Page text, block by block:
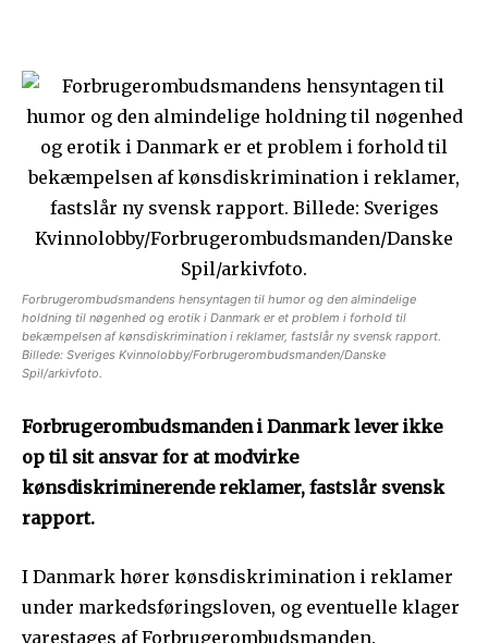
Forbrugerombudsmandens hensyntagen til humor og den almindelige
holdning til nøgenhed og erotik i Danmark er et problem i forhold til
bekæmpelsen af kønsdiskrimination i reklamer, fastslår ny svensk rapport.
Billede: Sveriges Kvinnolobby/Forbrugerombudsmanden/Danske
Spil/arkivfoto.
Forbrugerombudsmanden i Danmark lever ikke
op til sit ansvar for at modvirke
kønsdiskriminerende reklamer, fastslår svensk
rapport.
I Danmark hører kønsdiskrimination i reklamer
under markedsføringsloven, og eventuelle klager
varestages af Forbrugerombudsmanden.